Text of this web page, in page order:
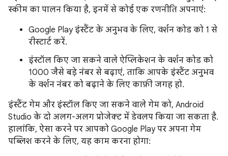
स्कीम का पालन किया है, इनमें से कोई एक रणनीति अपनाएं:
Google Play इंस्टैंट के अनुभव के लिए, वर्शन कोड को 1 से
रीस्टार्ट करें.
इंस्टॉल किए जा सकने वाले ऐप्लिकेशन के वर्शन कोड को
1000 जैसे बड़े नंबर से बढ़ाएं, ताकि आपके इंस्टैंट अनुभव
के वर्शन नंबर को बढ़ाने के लिए काफ़ी जगह हो.
इंस्टैंट गेम और इंस्टॉल किए जा सकने वाले गेम को, Android
Studio के दो अलग-अलग प्रोजेक्ट में डेवलप किया जा सकता है.
हालांकि, ऐसा करने पर आपको Google Play पर अपना गेम
पब्लिश करने के लिए, यह काम करना होगा: